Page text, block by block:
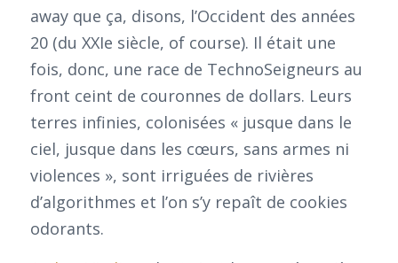
away que ça, disons, l’Occident des années
20 (du XXIe siècle, of course). Il était une
fois, donc, une race de TechnoSeigneurs au
front ceint de couronnes de dollars. Leurs
terres infinies, colonisées « jusque dans le
ciel, jusque dans les cœurs, sans armes ni
violences », sont irriguées de rivières
d’algorithmes et l’on s’y repaît de cookies
odorants.